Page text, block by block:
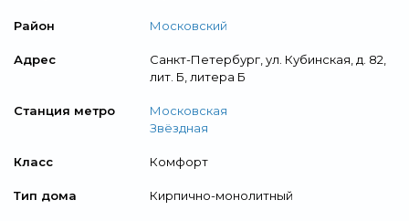
Район Московский
Адрес
Санкт-Петербург, ул. Кубинская, д. 82,
лит. Б, литера Б
Станция метро
Московская
Звёздная
Класс Комфорт
Тип дома Кирпично-монолитный